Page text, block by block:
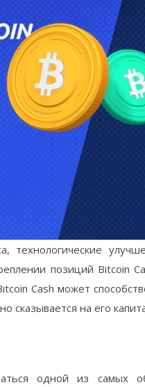
технологические
позиций Bitcoin
Cash может
сказывается на его
одной из самых